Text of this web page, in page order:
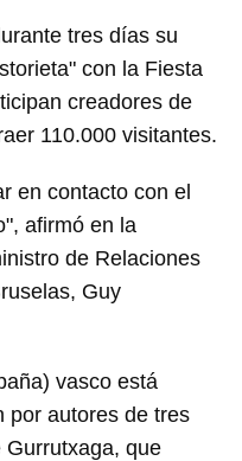
tres días su
con la Fiesta
creadores de
110.000 visitantes.
en contacto con el
afirmó en la
de Relaciones
Guy
vasco está
por autores de tres
que